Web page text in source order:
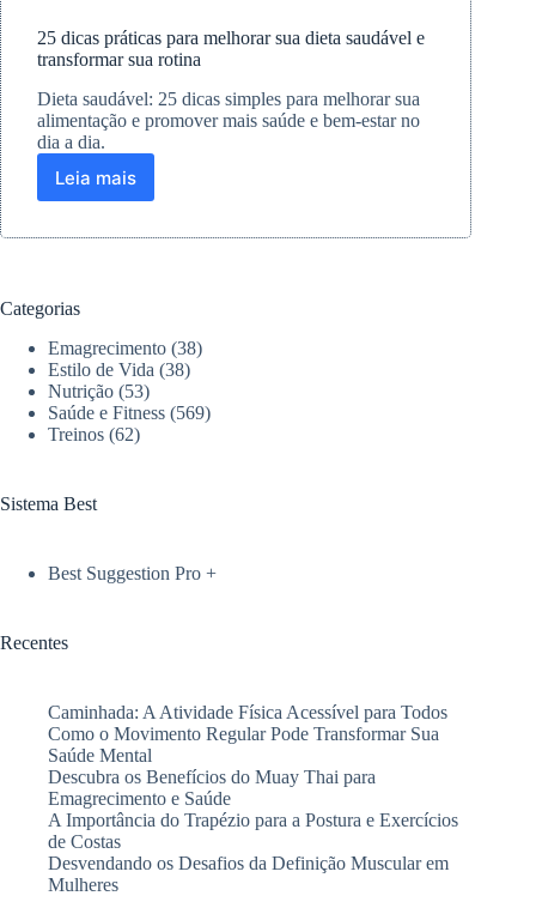
25 dicas práticas para melhorar sua dieta saudável e
transformar sua rotina
Dieta saudável: 25 dicas simples para melhorar sua
alimentação e promover mais saúde e bem-estar no
dia a dia.
Leia mais
25
práticas
saudável
e
transformar
sua
rotina
Categorias
Emagrecimento (38)
Estilo de Vida (38)
Nutrição (53)
Saúde e Fitness (569)
Treinos (62)
Sistema Best
Best Suggestion Pro +
Recentes
Caminhada: A Atividade Física Acessível para Todos
Como o Movimento Regular Pode Transformar Sua
Saúde Mental
Descubra os Benefícios do Muay Thai para
Emagrecimento e Saúde
A Importância do Trapézio para a Postura e Exercícios
de Costas
Desvendando os Desafios da Definição Muscular em
Mulheres